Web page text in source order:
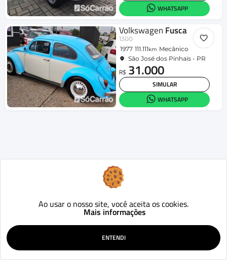
WHATSAPP
Volkswagen Fusca
1300
1977 111.111km Mecânico
São José dos Pinhais - PR
R$ 31.000
SIMULAR
WHATSAPP
Ao usar o nosso site, você aceita os cookies.
Mais informações
ENTENDI